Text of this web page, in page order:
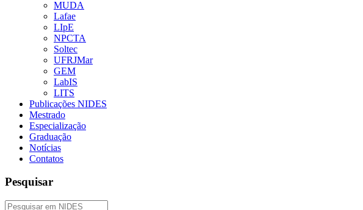
MUDA
Lafae
LIpE
NPCTA
Soltec
UFRJMar
GEM
LabIS
LITS
Publicações NIDES
Mestrado
Especialização
Graduação
Notícias
Contatos
Pesquisar